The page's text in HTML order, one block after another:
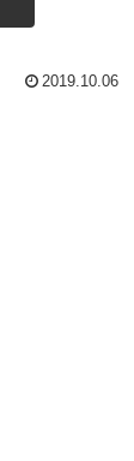
2019.10.06